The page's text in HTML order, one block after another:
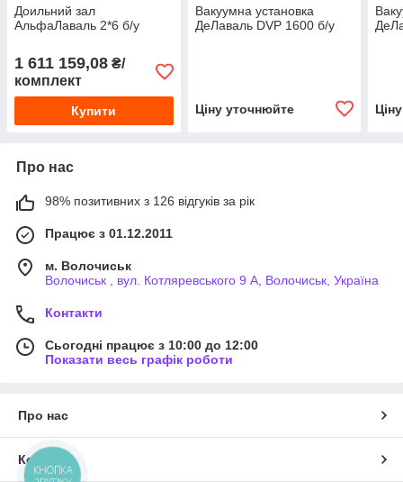
Доильний зал
АльфаЛаваль 2*6 б/у
1 611 159,08 ₴/
комплект
Купити
Вакуумна установка
ДеЛаваль DVP 1600 б/у
Ціну уточнюйте
Про нас
98% позитивних з 126 відгуків за рік
Працює з 01.12.2011
м. Волочиськ
Волочиськ , вул. Котляревського 9 А, Волочиськ, Україна
Контакти
Сьогодні працює з 10:00 до 12:00
Показати весь графік роботи
Про нас
Контакти
КНОПКА